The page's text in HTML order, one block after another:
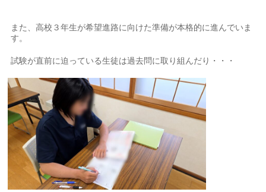
また、高校３年生が希望進路に向けた準備が本格的に進んでいま
す。
試験が直前に迫っている生徒は過去問に取り組んだり・・・